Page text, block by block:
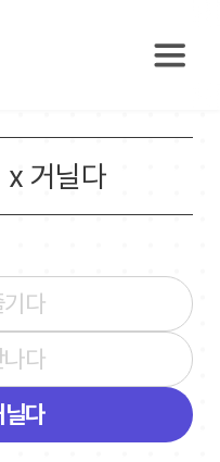
x 거닐다
다
다
다